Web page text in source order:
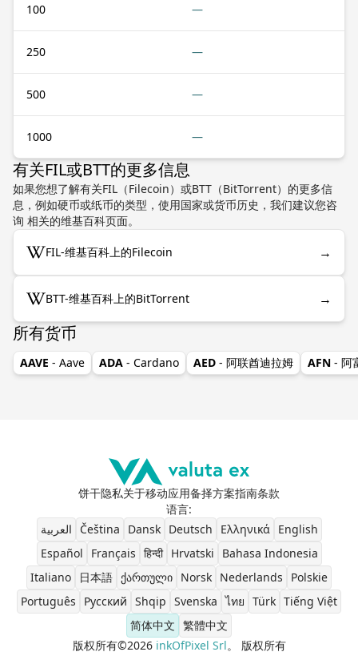
100 —
250 —
500 —
1000 —
有关FIL或BTT的更多信息
如果您想了解有关FIL（Filecoin）或BTT（BitTorrent）的更多信
息，例如硬币或纸币的类型，使用国家或货币历史，我们建议您咨
询 相关的维基百科页面。
FIL-维基百科上的Filecoin →
BTT-维基百科上的BitTorrent →
所有货币
AAVE - Aave ADA - Cardano AED - 阿联酋迪拉姆 AFN - 阿
饼干隐私关于移动应用备择方案指南条款
语言:
العربية
Čeština Dansk Deutsch Ελληνικά
English
Español
Français हिन्दी Hrvatski
Bahasa Indonesia
Italiano
日本語 ქართული Norsk Nederlands
Polskie
Português
Pусский Shqip Svenska ไทย Türk Tiếng Việt
简体中文 繁體中文
版权所有©2026 inkOfPixel Srl。 版权所有